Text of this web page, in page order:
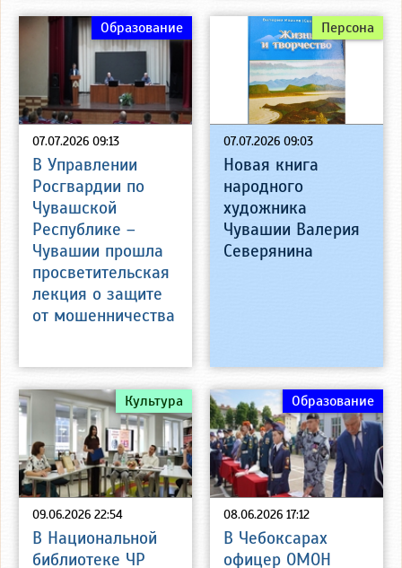
07.07.2026 09:13
Образование
В Управлении
Росгвардии по
Чувашской
Республике –
Чувашии прошла
просветительская
лекция о защите
от мошенничества
07.07.2026 09:03
Персона
Новая книга
народного
художника
Чувашии Валерия
Северянина
09.06.2026 22:54
Культура
В Национальной
библиотеке ЧР
08.06.2026 17:12
Образование
В Чебоксарах
офицер ОМОН